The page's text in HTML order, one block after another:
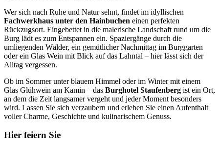
Wer sich nach Ruhe und Natur sehnt, findet im idyllischen
Fachwerkhaus unter den Hainbuchen einen perfekten
Rückzugsort. Eingebettet in die malerische Landschaft rund um die
Burg lädt es zum Entspannen ein. Spaziergänge durch die
umliegenden Wälder, ein gemütlicher Nachmittag im Burggarten
oder ein Glas Wein mit Blick auf das Lahntal – hier lässt sich der
Alltag vergessen.
Ob im Sommer unter blauem Himmel oder im Winter mit einem
Glas Glühwein am Kamin – das Burghotel Staufenberg ist ein Ort,
an dem die Zeit langsamer vergeht und jeder Moment besonders
wird. Lassen Sie sich verzaubern und erleben Sie einen Aufenthalt
voller Charme, Geschichte und kulinarischem Genuss.
Hier feiern Sie